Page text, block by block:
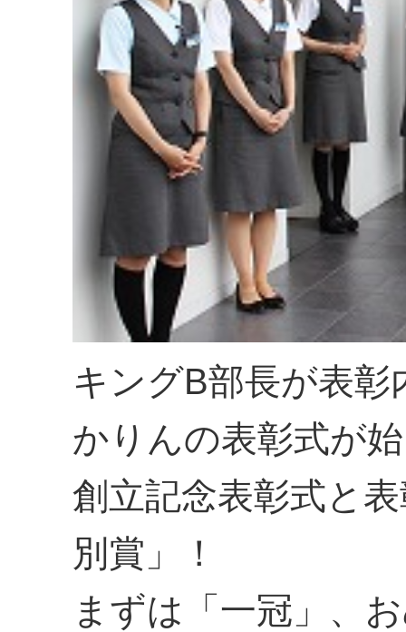
キングB部長が表
かりんの表彰式が
創立記念表彰式と
別賞」！
まずは「一冠」、